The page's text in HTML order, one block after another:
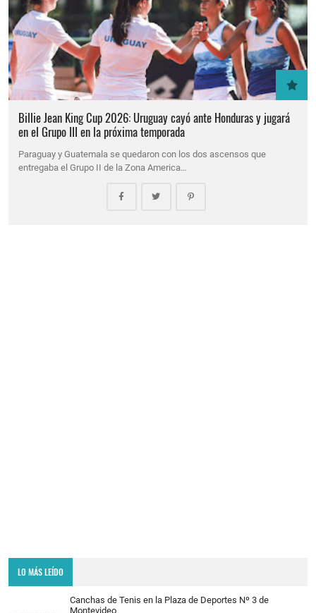
Billie Jean King Cup 2026: Uruguay cayó ante Honduras y jugará
en el Grupo III en la próxima temporada
Paraguay y Guatemala se quedaron con los dos ascensos que
entregaba el Grupo II de la Zona America…
LO MÁS LEÍDO
Canchas de Tenis en la Plaza de Deportes Nº 3 de
Montevideo